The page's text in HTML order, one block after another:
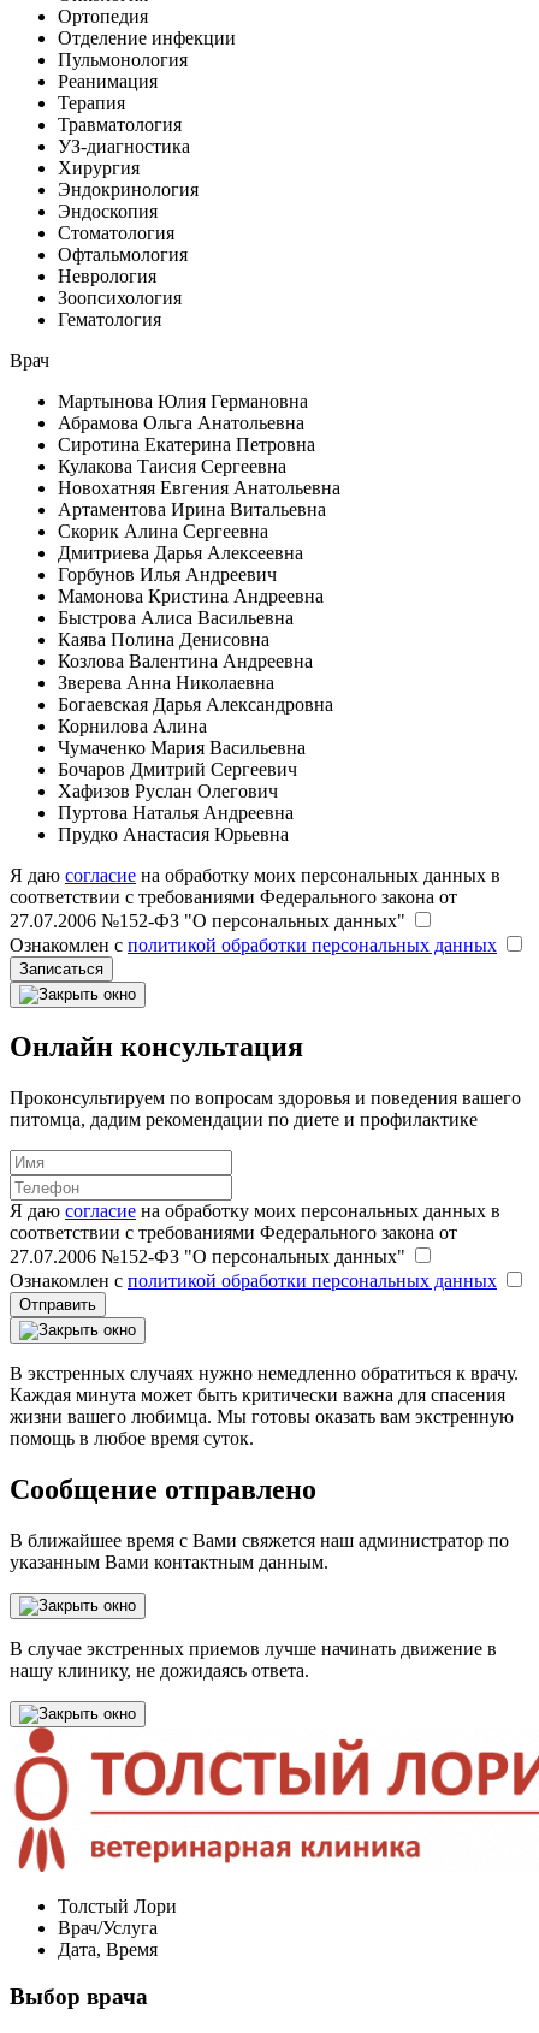
Ортопедия
Отделение инфекции
Пульмонология
Реанимация
Терапия
Травматология
УЗ-диагностика
Хирургия
Эндокринология
Эндоскопия
Стоматология
Офтальмология
Неврология
Зоопсихология
Гематология
Врач
Мартынова Юлия Германовна
Абрамова Ольга Анатольевна
Сиротина Екатерина Петровна
Кулакова Таисия Сергеевна
Новохатняя Евгения Анатольевна
Артаментова Ирина Витальевна
Скорик Алина Сергеевна
Дмитриева Дарья Алексеевна
Горбунов Илья Андреевич
Мамонова Кристина Андреевна
Быстрова Алиса Васильевна
Каява Полина Денисовна
Козлова Валентина Андреевна
Зверева Анна Николаевна
Богаевская Дарья Александровна
Корнилова Алина
Чумаченко Мария Васильевна
Бочаров Дмитрий Сергеевич
Хафизов Руслан Олегович
Пуртова Наталья Андреевна
Прудко Анастасия Юрьевна
Я даю согласие на обработку моих персональных данных в
соответствии с требованиями Федерального закона от
27.07.2006 №152-ФЗ "О персональных данных"
Ознакомлен с политикой обработки персональных данных
Записаться
Онлайн консультация
Проконсультируем по вопросам здоровья и поведения вашего
питомца, дадим рекомендации по диете и профилактике
Я даю согласие на обработку моих персональных данных в
соответствии с требованиями Федерального закона от
27.07.2006 №152-ФЗ "О персональных данных"
Ознакомлен с политикой обработки персональных данных
Отправить
В экстренных случаях нужно немедленно обратиться к врачу.
Каждая минута может быть критически важна для спасения
жизни вашего любимца. Мы готовы оказать вам экстренную
помощь в любое время суток.
Сообщение отправлено
В ближайшее время с Вами свяжется наш администратор по
указанным Вами контактным данным.
В случае экстренных приемов лучше начинать движение в
нашу клинику, не дожидаясь ответа.